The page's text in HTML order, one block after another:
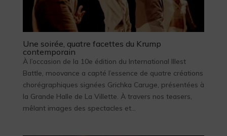
Une soirée, quatre facettes du Krump
contemporain
À l’occasion de la 10e édition du International Illest
Battle, moovance a capté l’essence de quatre créations
chorégraphiques signées Grichka Caruge, présentées à
la Grande Halle de La Villette. À travers nos teasers,
mêlant images des spectacles et...